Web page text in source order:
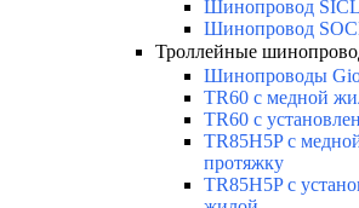
Шинопровод SICL
Шинопровод
Троллейные
Шинопроводы
TR60 с медной
TR60 с
TR85H5P с
протяжку
TR85H5P с